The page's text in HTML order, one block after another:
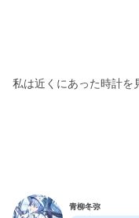
私は近くにあった時計
青柳冬弥